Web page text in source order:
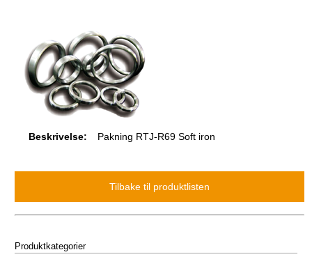
Beskrivelse: Pakning RTJ-R69 Soft iron
Produktkategorier